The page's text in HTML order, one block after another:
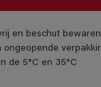
en beschut
ongeopende
de 5°C en 35°C